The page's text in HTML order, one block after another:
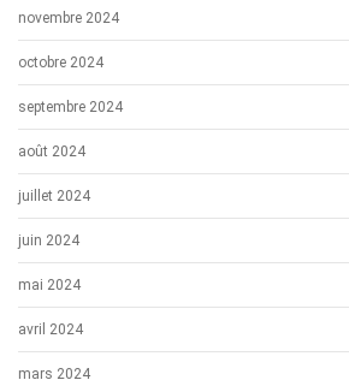
novembre 2024
octobre 2024
septembre 2024
août 2024
juillet 2024
juin 2024
mai 2024
avril 2024
mars 2024